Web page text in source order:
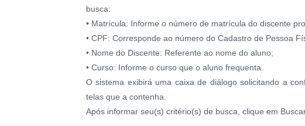
busca:
• Matrícula: Informe o número de matrícula do discente
• CPF: Corresponde ao número do Cadastro de Pessoa
• Nome do Discente: Referente ao nome do aluno;
• Curso: Informe o curso que o aluno frequenta.
O sistema exibirá uma caixa de diálogo solicitando a
telas que a contenha.
Após informar seu(s) critério(s) de busca, clique em